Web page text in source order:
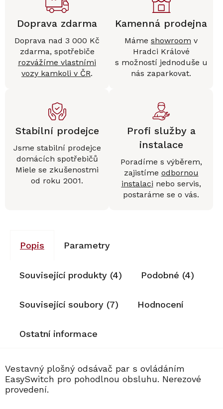
Doprava zdarma
Doprava nad 3 000 Kč
zdarma, spotřebiče
rozvážíme vlastními
vozy kamkoli v ČR.
Kamenná prodejna
Máme showroom v
Hradci Králové
s možností jednoduše u
nás zaparkovat.
Stabilní prodejce
Jsme stabilní prodejce
domácích spotřebičů
Miele se zkušenostmi
od roku 2001.
Profi služby a
instalace
Poradíme s výběrem,
zajistíme odbornou
instalaci nebo servis,
postaráme se o vás.
Popis Parametry
Související produkty (4) Podobné (4)
Související soubory (7) Hodnocení
Ostatní informace
Vestavný plošný odsávač par s ovládáním
EasySwitch pro pohodlnou obsluhu. Nerezové
provedení.